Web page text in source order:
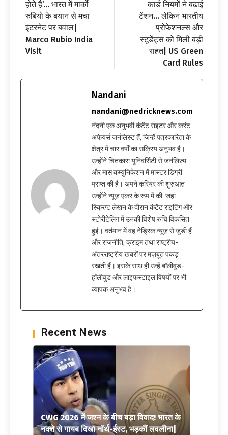
होते हैं’… भारत में मार्को
रुबियो के बयान से मचा
इंटरनेट पर बवाल|
Marco Rubio India
Visit
कार्ड नियमों ने बढ़ाई
टेंशन… लेकिन भारतीय
प्रोफेशनल्स और
स्टूडेंट्स को मिली बड़ी
राहत| US Green
Card Rules
Nandani
nandani@nedricknews.com
नंदनी एक अनुभवी कंटेंट राइटर और करंट
अफेयर्स जर्नलिस्ट हैं, जिन्हें पत्रकारिता के
क्षेत्र में चार वर्षों का सक्रिय अनुभव है।
उन्होंने चितकारा यूनिवर्सिटी से जर्नलिज़्म
और मास कम्युनिकेशन में मास्टर डिग्री
प्राप्त की है। अपने करियर की शुरुआत
उन्होंने न्यूज़ एंकर के रूप में की, जहां
स्क्रिप्ट लेखन के दौरान कंटेंट राइटिंग और
स्टोरीटेलिंग में उनकी विशेष रुचि विकसित
हुई। वर्तमान में वह नेड्रिक न्यूज़ से जुड़ी हैं
और राजनीति, क्राइम तथा राष्ट्रीय-
अंतरराष्ट्रीय खबरों पर मज़बूत पकड़
रखती हैं। इसके साथ ही उन्हें बॉलीवुड-
हॉलीवुड और लाइफस्टाइल विषयों पर भी
व्यापक अनुभव है।
Recent News
CWG 2026 में जश्न के बीच बड़ा विवाद! भारत के
नक्शे से गायब दिखा नॉर्थ-ईस्ट, भड़कीं लवलीना|